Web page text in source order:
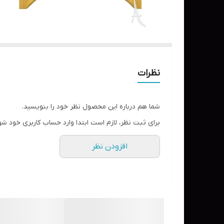
نظرات
شما هم درباره این محصول نظر خود را بنویسید.
برای ثبت نظر، لازم است ابتدا وارد حساب کاربری خود
افزودن نظر